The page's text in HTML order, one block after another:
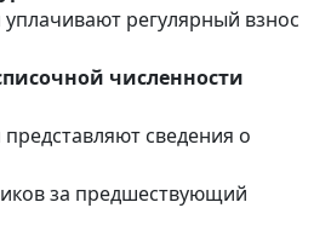
регулярный взнос
численности
сведения о
за предшествующий